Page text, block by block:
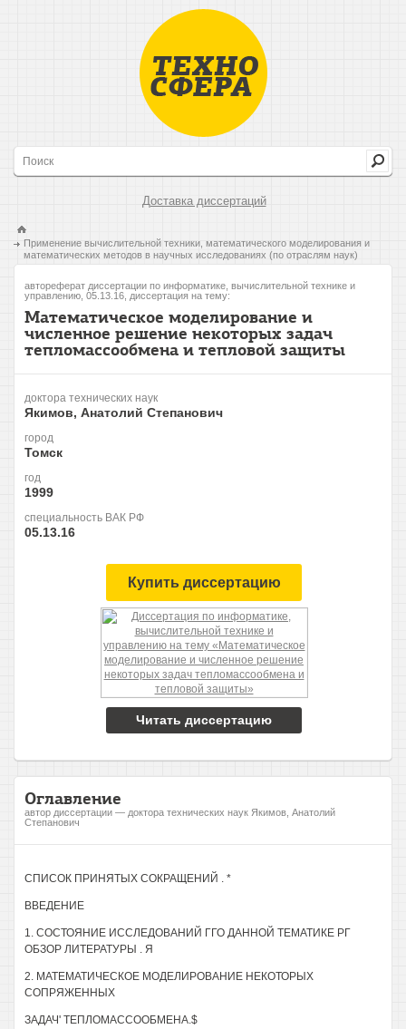
Доставка диссертаций
Применение вычислительной техники, математического моделирования и
математических методов в научных исследованиях (по отраслям наук)
автореферат диссертации по информатике, вычислительной технике и
управлению, 05.13.16, диссертация на тему:
Математическое моделирование и
численное решение некоторых задач
тепломассообмена и тепловой защиты
доктора технических наук
Якимов, Анатолий Степанович
город
Томск
год
1999
специальность ВАК РФ
05.13.16
Купить диссертацию
Читать диссертацию
Оглавление
автор диссертации — доктора технических наук Якимов, Анатолий
Степанович
СПИСОК ПРИНЯТЫХ СОКРАЩЕНИЙ . *
ВВЕДЕНИЕ
1. СОСТОЯНИЕ ИССЛЕДОВАНИЙ ГГО ДАННОЙ ТЕМАТИКЕ РГ
ОБЗОР ЛИТЕРАТУРЫ . Я
2. МАТЕМАТИЧЕСКОЕ МОДЕЛИРОВАНИЕ НЕКОТОРЫХ
СОПРЯЖЕННЫХ
ЗАДАЧ' ТЕПЛОМАССООБМЕНА.$